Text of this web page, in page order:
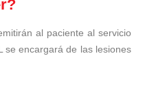
al paciente al servicio
se encargará de las lesiones